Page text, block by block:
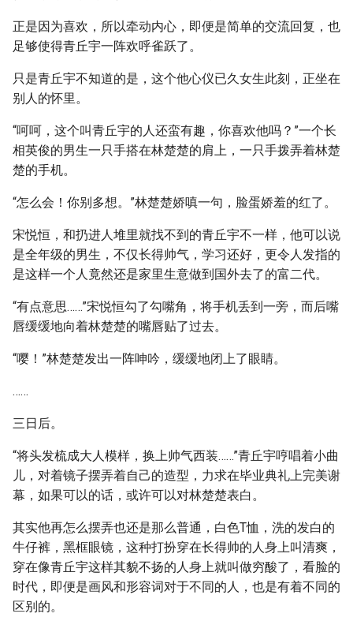
正是因为喜欢，所以牵动内心，即便是简单的交流回复，也
足够使得青丘宇一阵欢呼雀跃了。
只是青丘宇不知道的是，这个他心仪已久女生此刻，正坐在
别人的怀里。
“呵呵，这个叫青丘宇的人还蛮有趣，你喜欢他吗？”一个长
相英俊的男生一只手搭在林楚楚的肩上，一只手拨弄着林楚
楚的手机。
“怎么会！你别多想。”林楚楚娇嗔一句，脸蛋娇羞的红了。
宋悦恒，和扔进人堆里就找不到的青丘宇不一样，他可以说
是全年级的男生，不仅长得帅气，学习还好，更令人发指的
是这样一个人竟然还是家里生意做到国外去了的富二代。
“有点意思……”宋悦恒勾了勾嘴角，将手机丢到一旁，而后嘴
唇缓缓地向着林楚楚的嘴唇贴了过去。
“嘤！”林楚楚发出一阵呻吟，缓缓地闭上了眼睛。
……
三日后。
“将头发梳成大人模样，换上帅气西装……”青丘宇哼唱着小曲
儿，对着镜子摆弄着自己的造型，力求在毕业典礼上完美谢
幕，如果可以的话，或许可以对林楚楚表白。
其实他再怎么摆弄也还是那么普通，白色T恤，洗的发白的
牛仔裤，黑框眼镜，这种打扮穿在长得帅的人身上叫清爽，
穿在像青丘宇这样其貌不扬的人身上就叫做穷酸了，看脸的
时代，即便是画风和形容词对于不同的人，也是有着不同的
区别的。